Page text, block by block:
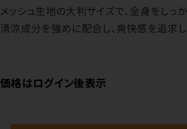
メッシュ生地の大判サイズで、全身をしっ
清涼成分を強めに配合し、爽快感を追求し
価格はログイン後表示